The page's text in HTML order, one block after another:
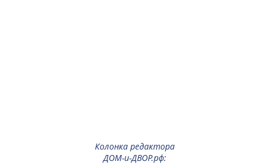
Колонка редактора
ДОМ-и-ДВОР.рф: